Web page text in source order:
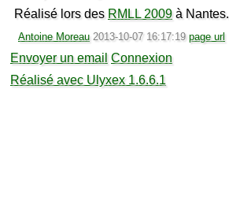
Réalisé lors des RMLL 2009à Nantes.
Antoine Moreau 2013-10-07 16:17:19 page url
Envoyer un email Connexion
Réalisé avec Ulyxex 1.6.6.1